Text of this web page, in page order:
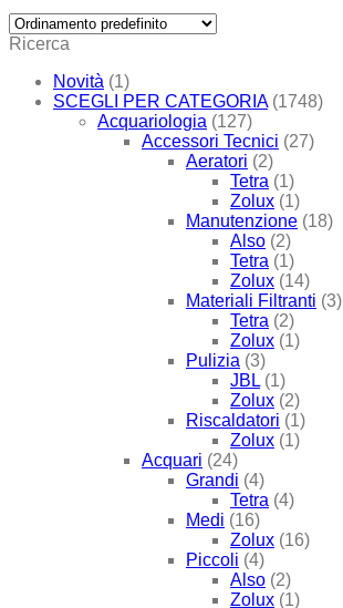
Ricerca
Novità (1)
SCEGLI PER CATEGORIA (1748)
Acquariologia (127)
Accessori Tecnici (27)
Aeratori (2)
Tetra (1)
Zolux (1)
Manutenzione (18)
Also (2)
Tetra (1)
Zolux (14)
Materiali Filtranti (3)
Tetra (2)
Zolux (1)
Pulizia (3)
JBL (1)
Zolux (2)
Riscaldatori (1)
Zolux (1)
Acquari (24)
Grandi (4)
Tetra (4)
Medi (16)
Zolux (16)
Piccoli (4)
Also (2)
Zolux (1)